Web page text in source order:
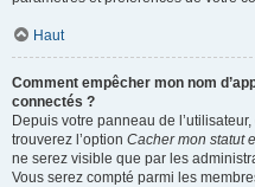
Haut
Comment empêcher mon nom
connectés ?
Depuis votre panneau de
trouverez l’option Cacher mon statut
ne serez visible que par les
Vous serez compté parmi les